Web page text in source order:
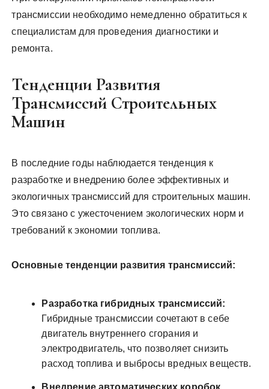
трансмиссии необходимо немедленно обратиться к
специалистам для проведения диагностики и
ремонта.
Тенденции Развития
Трансмиссий Строительных
Машин
В последние годы наблюдается тенденция к
разработке и внедрению более эффективных и
экологичных трансмиссий для строительных машин.
Это связано с ужесточением экологических норм и
требований к экономии топлива.
Основные тенденции развития трансмиссий:
Разработка гибридных трансмиссий:
Гибридные трансмиссии сочетают в себе
двигатель внутреннего сгорания и
электродвигатель, что позволяет снизить
расход топлива и выбросы вредных веществ.
Внедрение автоматических коробок